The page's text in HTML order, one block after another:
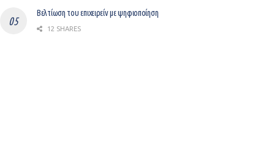
Βελτίωση του επιχειρείν με ψηφιοποίηση
12 SHARES